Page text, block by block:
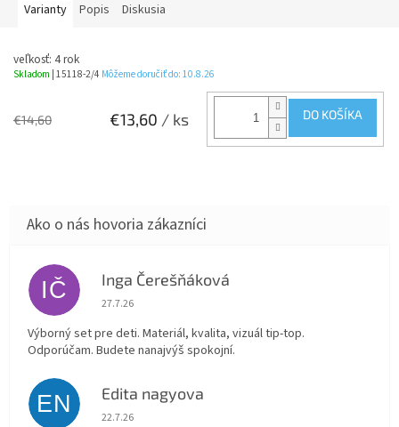
Varianty Popis Diskusia
veľkosť: 4 rok
Skladom | 15118-2/4 Môžeme doručiť do: 10.8.26
€14,60 €13,60 / ks DO KOŠÍKA
IČ Inga Čerešňáková
Hodnotenie obchodu je 5 z 5 hviezdičiek.
27.7.26
Výborný set pre deti. Materiál, kvalita, vizuál tip-top.
Odporúčam. Budete nanajvýš spokojní.
EN Edita nagyova
Hodnotenie obchodu je 5 z 5 hviezdičiek.
22.7.26